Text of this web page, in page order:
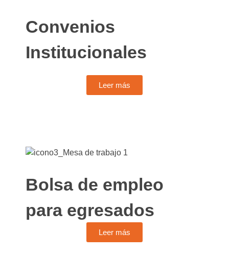
Convenios
Institucionales
Leer más
Bolsa de empleo
para egresados
Leer más